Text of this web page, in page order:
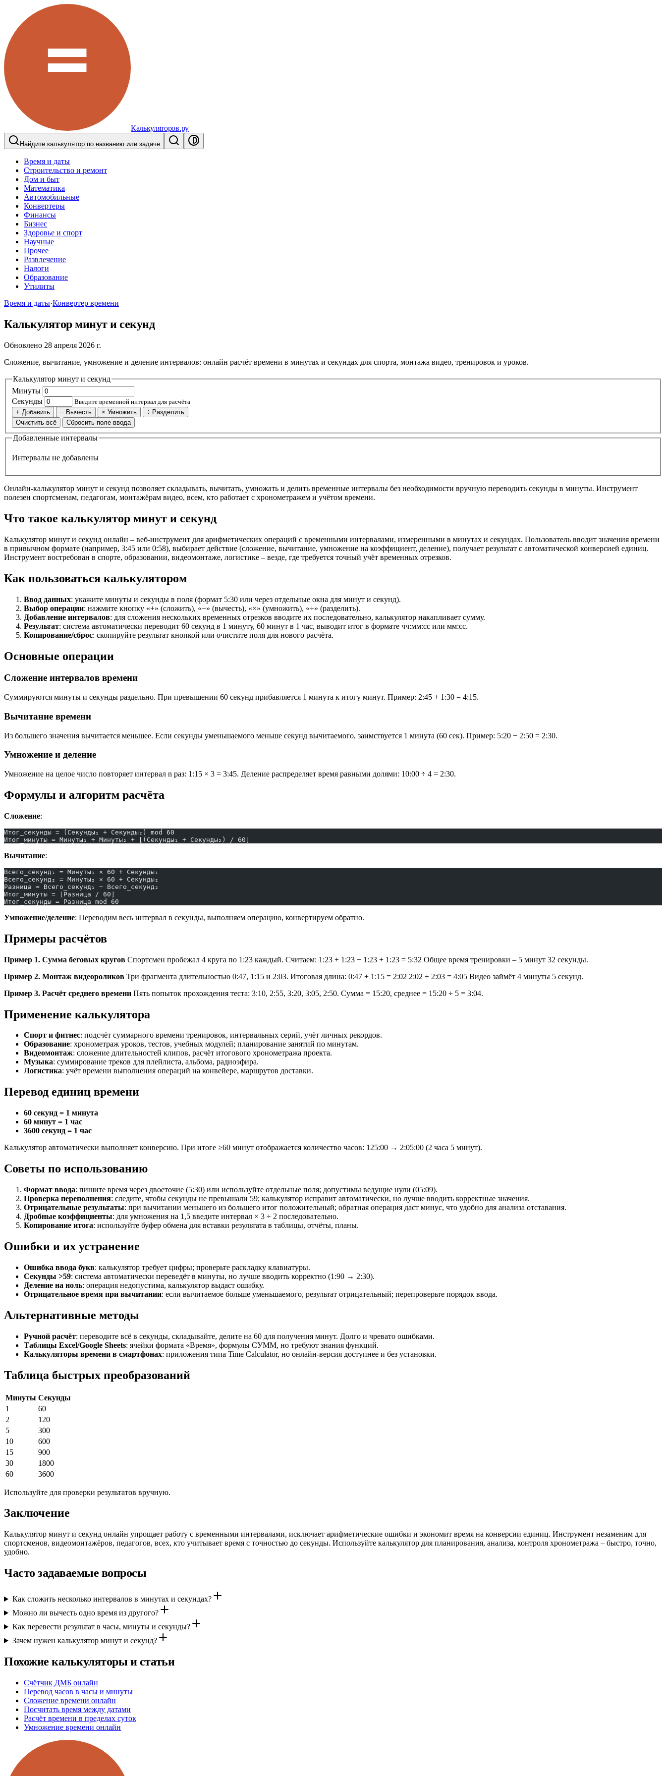
Калькуляторов.ру
Найдите калькулятор по названию или задаче
Время и даты
Строительство и ремонт
Дом и быт
Математика
Автомобильные
Конвертеры
Финансы
Бизнес
Здоровье и спорт
Научные
Прочее
Развлечение
Налоги
Образование
Утилиты
Время и даты·Конвертер времени
Калькулятор минут и секунд
Обновлено 28 апреля 2026 г.
Сложение, вычитание, умножение и деление интервалов: онлайн расчёт времени в минутах и секундах для спорта, монтажа видео, тренировок и уроков.
Калькулятор минут и секунд
Минуты
Секунды
Введите временной интервал для расчёта
+ Добавить
− Вычесть × Умножить
÷ Разделить
Очистить всё
Сбросить поле ввода
Добавленные интервалы
Интервалы не добавлены
Онлайн-калькулятор минут и секунд позволяет складывать, вычитать, умножать и делить временные интервалы без необходимости вручную переводить секунды в минуты. Инструмент
полезен спортсменам, педагогам, монтажёрам видео, всем, кто работает с хронометражем и учётом времени.
Что такое калькулятор минут и секунд
Калькулятор минут и секунд онлайн – веб-инструмент для арифметических операций с временными интервалами, измеренными в минутах и секундах. Пользователь вводит значения времени
в привычном формате (например, 3:45 или 0:58), выбирает действие (сложение, вычитание, умножение на коэффициент, деление), получает результат с автоматической конверсией единиц.
Инструмент востребован в спорте, образовании, видеомонтаже, логистике – везде, где требуется точный учёт временных отрезков.
Как пользоваться калькулятором
Ввод данных: укажите минуты и секунды в поля (формат 5:30 или через отдельные окна для минут и секунд).
Выбор операции: нажмите кнопку «+» (сложить), «−» (вычесть), «×» (умножить), «÷» (разделить).
Добавление интервалов: для сложения нескольких временных отрезков вводите их последовательно, калькулятор накапливает сумму.
Результат: система автоматически переводит 60 секунд в 1 минуту, 60 минут в 1 час, выводит итог в формате чч:мм:сс или мм:сс.
Копирование/сброс: скопируйте результат кнопкой или очистите поля для нового расчёта.
Основные операции
Сложение интервалов времени
Суммируются минуты и секунды раздельно. При превышении 60 секунд прибавляется 1 минута к итогу минут. Пример: 2:45 + 1:30 = 4:15.
Вычитание времени
Из большего значения вычитается меньшее. Если секунды уменьшаемого меньше секунд вычитаемого, заимствуется 1 минута (60 сек). Пример: 5:20 − 2:50 = 2:30.
Умножение и деление
Умножение на целое число повторяет интервал n раз: 1:15 × 3 = 3:45. Деление распределяет время равными долями: 10:00 ÷ 4 = 2:30.
Формулы и алгоритм расчёта
Сложение:
Итог_секунды = (Секунды₁ + Секунды₂) mod 60
Итог_минуты = Минуты₁ + Минуты₂ + ⌊(Секунды₁ + Секунды₂) / 60⌋
Вычитание:
Всего_секунд₁ = Минуты₁ × 60 + Секунды₁
Всего_секунд₂ = Минуты₂ × 60 + Секунды₂
Разница = Всего_секунд₁ − Всего_секунд₂
Итог_минуты = ⌊Разница / 60⌋
Итог_секунды = Разница mod 60
Умножение/деление: Переводим весь интервал в секунды, выполняем операцию, конвертируем обратно.
Примеры расчётов
Пример 1. Сумма беговых кругов Спортсмен пробежал 4 круга по 1:23 каждый. Считаем: 1:23 + 1:23 + 1:23 + 1:23 = 5:32 Общее время тренировки – 5 минут 32 секунды.
Пример 2. Монтаж видеороликов Три фрагмента длительностью 0:47, 1:15 и 2:03. Итоговая длина: 0:47 + 1:15 = 2:02 2:02 + 2:03 = 4:05 Видео займёт 4 минуты 5 секунд.
Пример 3. Расчёт среднего времени Пять попыток прохождения теста: 3:10, 2:55, 3:20, 3:05, 2:50. Сумма = 15:20, среднее = 15:20 ÷ 5 = 3:04.
Применение калькулятора
Спорт и фитнес: подсчёт суммарного времени тренировок, интервальных серий, учёт личных рекордов.
Образование: хронометраж уроков, тестов, учебных модулей; планирование занятий по минутам.
Видеомонтаж: сложение длительностей клипов, расчёт итогового хронометража проекта.
Музыка: суммирование треков для плейлиста, альбома, радиоэфира.
Логистика: учёт времени выполнения операций на конвейере, маршрутов доставки.
Перевод единиц времени
60 секунд = 1 минута
60 минут = 1 час
3600 секунд = 1 час
Калькулятор автоматически выполняет конверсию. При итоге ≥60 минут отображается количество часов: 125:00 → 2:05:00 (2 часа 5 минут).
Советы по использованию
Формат ввода: пишите время через двоеточие (5:30) или используйте отдельные поля; допустимы ведущие нули (05:09).
Проверка переполнения: следите, чтобы секунды не превышали 59; калькулятор исправит автоматически, но лучше вводить корректные значения.
Отрицательные результаты: при вычитании меньшего из большего итог положительный; обратная операция даст минус, что удобно для анализа отставания.
Дробные коэффициенты: для умножения на 1,5 введите интервал × 3 ÷ 2 последовательно.
Копирование итога: используйте буфер обмена для вставки результата в таблицы, отчёты, планы.
Ошибки и их устранение
Ошибка ввода букв: калькулятор требует цифры; проверьте раскладку клавиатуры.
Секунды >59: система автоматически переведёт в минуты, но лучше вводить корректно (1:90 → 2:30).
Деление на ноль: операция недопустима, калькулятор выдаст ошибку.
Отрицательное время при вычитании: если вычитаемое больше уменьшаемого, результат отрицательный; перепроверьте порядок ввода.
Альтернативные методы
Ручной расчёт: переводите всё в секунды, складывайте, делите на 60 для получения минут. Долго и чревато ошибками.
Таблицы Excel/Google Sheets: ячейки формата «Время», формулы СУММ, но требуют знания функций.
Калькуляторы времени в смартфонах: приложения типа Time Calculator, но онлайн-версия доступнее и без установки.
Таблица быстрых преобразований
Минуты Секунды
1
60
2
120
5
300
10
600
15
900
30
1800
60
3600
Используйте для проверки результатов вручную.
Заключение
Калькулятор минут и секунд онлайн упрощает работу с временными интервалами, исключает арифметические ошибки и экономит время на конверсии единиц. Инструмент незаменим для
спортсменов, видеомонтажёров, педагогов, всех, кто учитывает время с точностью до секунды. Используйте калькулятор для планирования, анализа, контроля хронометража – быстро, точно,
удобно.
Часто задаваемые вопросы
Как сложить несколько интервалов в минутах и секундах?
Можно ли вычесть одно время из другого?
Как перевести результат в часы, минуты и секунды?
Зачем нужен калькулятор минут и секунд?
Похожие калькуляторы и статьи
Счётчик ДМБ онлайн
Перевод часов в часы и минуты
Сложение времени онлайн
Посчитать время между датами
Расчёт времени в пределах суток
Умножение времени онлайн